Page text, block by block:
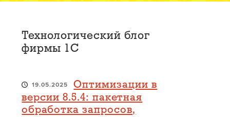
Технологический блог
фирмы 1С
19.05.2025
Оптимизации в
версии 8.5.4: пакетная
обработка запросов,